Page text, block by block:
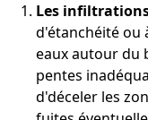
Les
d'étanchéité ou
eaux autour du
pentes
d'déceler les